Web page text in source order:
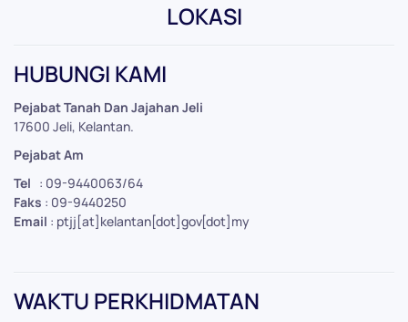
LOKASI
−
HUBUNGI KAMI
Pejabat Tanah Dan Jajahan Jeli
17600 Jeli, Kelantan.
Pejabat Am
Tel : 09-9440063/64
Faks : 09-9440250
Email : ptjj[at]kelantan[dot]gov[dot]my
WAKTU PERKHIDMATAN